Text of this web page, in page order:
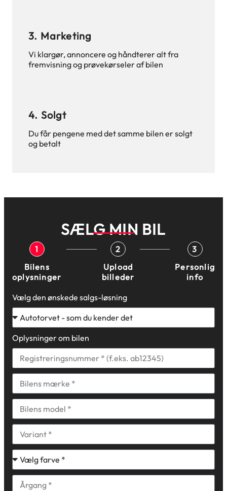
3. Marketing
Vi klargør, annoncere og håndterer alt fra
fremvisning og prøvekørseler af bilen
4. Solgt
Du får pengene med det samme bilen er solgt
og betalt
SÆLG MIN BIL
1
Bilens
oplysninger
2
Upload
billeder
3
Personlig
info
Vælg den ønskede salgs-løsning
Oplysninger om bilen